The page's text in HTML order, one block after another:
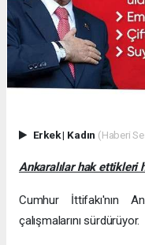
Erkek| Kadın (Haberi
Ankaralılar hak ettikleri
Cumhur İttifakı'nın
çalışmalarını sürdürüyor.